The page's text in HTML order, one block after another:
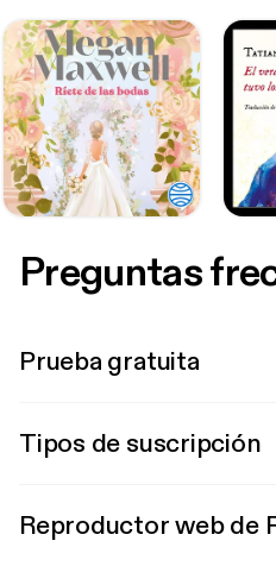
Preguntas
Prueba gratuita
Tipos de suscripción
Reproductor web de